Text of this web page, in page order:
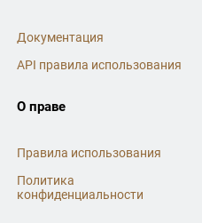
Документация
API правила использования
О праве
Правила использования
Политика
конфиденциальности